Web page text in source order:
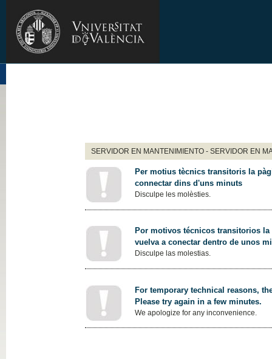
SERVIDOR EN MANTENIMIENTO - SERVIDOR EN
Per motius tècnics transitoris la
connectar dins d'uns minuts
Disculpe les molèsties.
Por motivos técnicos transitorios
vuelva a conectar dentro de unos
Disculpe las molestias.
For temporary technical reasons,
Please try again in a few minutes.
We apologize for any inconvenience.